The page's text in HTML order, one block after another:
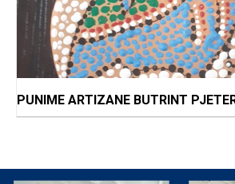
PUNIME ARTIZANE BUTRINT